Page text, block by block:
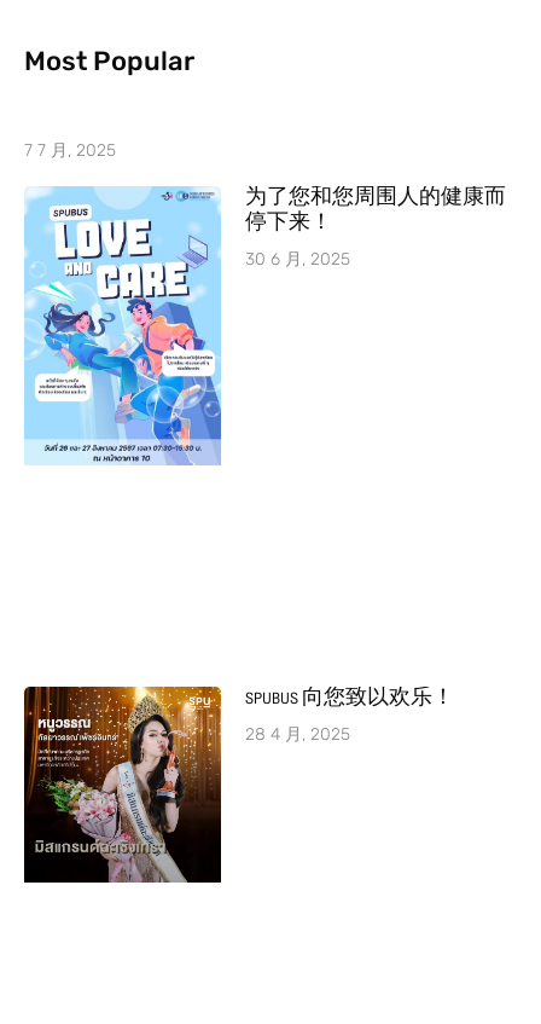
Most Popular
7 7 月, 2025
为了您和您周围人的健康而
停下来！
30 6 月, 2025
SPUBUS 向您致以欢乐！
28 4 月, 2025